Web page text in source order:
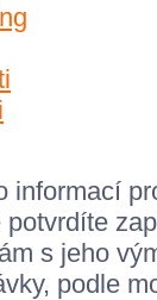
informací
potvrdíte
s jeho
podle